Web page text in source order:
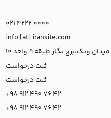
021 4222 0000
info [at] iransite.com
میدان ونک،برج نگار،طبقه 9،واحد 10
ثبت درخواست
ثبت درخواست
+98 912 490 76 42
+98 912 490 76 42